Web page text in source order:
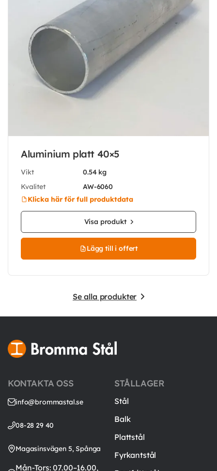
Aluminium platt 40×5
Vikt
0.54 kg
Kvalitet
AW-6060
Klicka här för full produktdata
Visa produkt
Lägg till i offert
Se alla produkter
KONTAKTA OSS
info@brommastal.se
08-28 29 40
Magasinsvägen 5, Spånga
Mån-Tors: 07.00–16.00,
STÅLLAGER
Stål
Balk
Plattstål
Fyrkantstål